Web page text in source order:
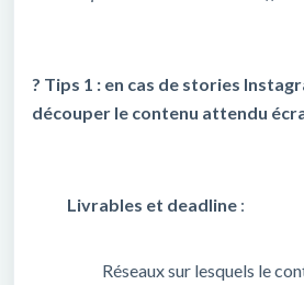
? Tips 1 : en cas de stories
découper le contenu attendu
Livrables et deadline :
Réseaux sur lesquels le